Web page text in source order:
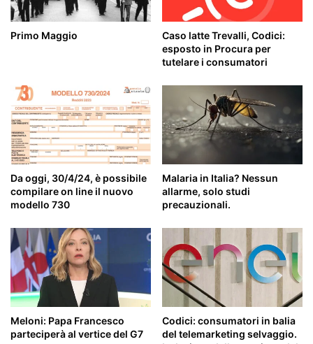
Primo Maggio
Caso latte Trevalli, Codici:
esposto in Procura per
tutelare i consumatori
Da oggi, 30/4/24, è possibile
compilare on line il nuovo
modello 730
Malaria in Italia? Nessun
allarme, solo studi
precauzionali.
Meloni: Papa Francesco
parteciperà al vertice del G7
Codici: consumatori in balia
del telemarketing selvaggio.